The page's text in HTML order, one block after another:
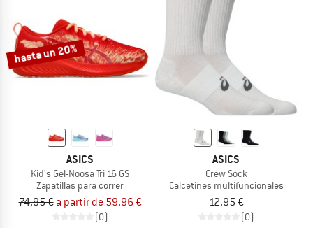
hasta un 20%
ASICS
Kid's Gel-Noosa Tri 16 GS
Zapatillas para correr
74,95 € a partir de 59,96 €
(0)
ASICS
Crew Sock
Calcetines multifuncionales
12,95 €
(0)